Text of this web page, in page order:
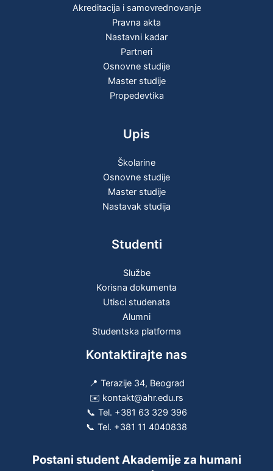
Akreditacija i samovrednovanje
Pravna akta
Nastavni kadar
Partneri
Osnovne studije
Master studije
Propedevtika
Upis
Školarine
Osnovne studije
Master studije
Nastavak studija
Studenti
Službe
Korisna dokumenta
Utisci studenata
Alumni
Studentska platforma
Kontaktirajte nas
📍 Terazije 34, Beograd
✉️ kontakt@ahr.edu.rs
📞 Tel. +381 63 329 396
📞 Tel. +381 11 4040838
Postani student Akademije za humani